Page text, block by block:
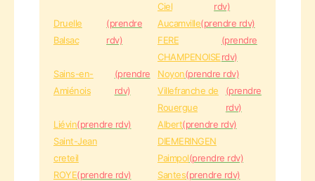
Ciel
rdv)
Druelle
Balsac
(prendre
rdv)
Aucamville(prendre rdv)
FERE
CHAMPENOISE
(prendre
rdv)
Sains-en-
Amiénois
(prendre
rdv)
Noyon(prendre rdv)
Villefranche de
Rouergue
(prendre
rdv)
Liévin(prendre rdv) Albert(prendre rdv)
Saint-Jean
DIEMERINGEN
creteil
Paimpol(prendre rdv)
ROYE(prendre rdv) Santes(prendre rdv)